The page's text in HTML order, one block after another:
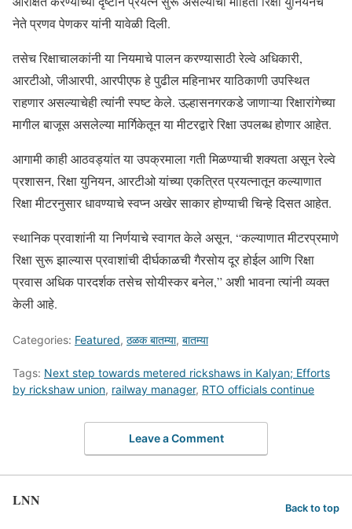
नेते प्रणव पेणकर यांनी यावेळी दिली.
तसेच रिक्षाचालकांनी या नियमाचे पालन करण्यासाठी रेल्वे अधिकारी,
आरटीओ, जीआरपी, आरपीएफ हे पुढील महिनाभर याठिकाणी उपस्थित
राहणार असल्याचेही त्यांनी स्पष्ट केले. उल्हासनगरकडे जाणाऱ्या रिक्षारांगेच्या
मागील बाजूस असलेल्या मार्गिकेतून या मीटरद्वारे रिक्षा उपलब्ध होणार आहेत.
आगामी काही आठवड्यांत या उपक्रमाला गती मिळण्याची शक्यता असून रेल्वे
प्रशासन, रिक्षा युनियन, आरटीओ यांच्या एकत्रित प्रयत्नातून कल्याणात
रिक्षा मीटरनुसार धावण्याचे स्वप्न अखेर साकार होण्याची चिन्हे दिसत आहेत.
स्थानिक प्रवाशांनी या निर्णयाचे स्वागत केले असून, “कल्याणात मीटरप्रमाणे
रिक्षा सुरू झाल्यास प्रवाशांची दीर्घकाळची गैरसोय दूर होईल आणि रिक्षा
प्रवास अधिक पारदर्शक तसेच सोयीस्कर बनेल,” अशी भावना त्यांनी व्यक्त
केली आहे.
Categories: Featured, ठळक बातम्या, बातम्या
Tags: Next step towards metered rickshaws in Kalyan; Efforts
by rickshaw union, railway manager, RTO officials continue
Leave a Comment
LNN Back to top